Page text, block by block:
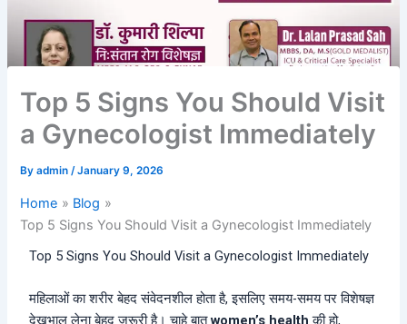
Top 5 Signs You Should Visit
a Gynecologist Immediately
Byadmin /January 9, 2026
Home
Blog
Top 5 Signs You Should Visit a Gynecologist Immediately
Top 5 Signs You Should Visit a Gynecologist Immediately
महिलाओं का शरीर बेहद संवेदनशील होता है, इसलिए समय-समय पर विशेषज्ञ
देखभाल लेना बेहद ज़रूरी है। चाहे बातwomen’s health की हो,